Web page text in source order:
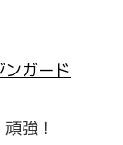
ガード
強！